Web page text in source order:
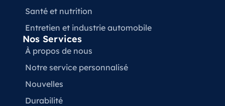
Santé et nutrition
Entretien et industrie automobile
Nos Services
À propos de nous
Notre service personnalisé
Nouvelles
Durabilité